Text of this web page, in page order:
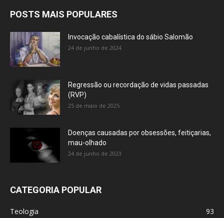
POSTS MAIS POPULARES
Invocação cabalística do sábio Salomão
24 de junho de 2024
Regressão ou recordação de vidas passadas
(RVP)
25 de maio de 2025
Doenças causadas por obsessões, feitiçarias,
mau-olhado
24 de junho de 2023
CATEGORIA POPULAR
Teologia
93